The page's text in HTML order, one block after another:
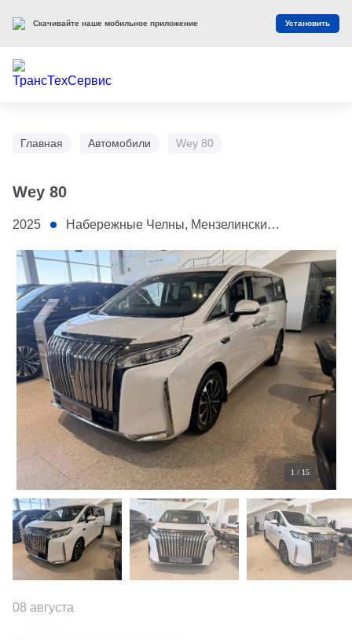
Главная Автомобили Wey 80
Wey 80
2025 Набережные Челны, Мензелинский тракт, 1А
1 / 15
08 августа
Скачивайте наше мобильное приложение Установить